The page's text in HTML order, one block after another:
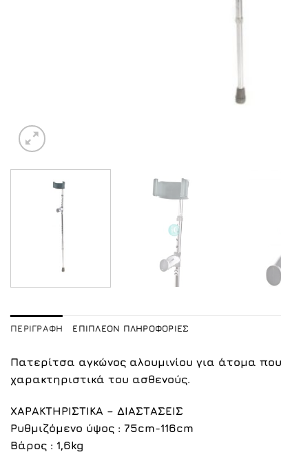
ΠΕΡΙΓΡΑΦΉ ΕΠΙΠΛΈΟΝ ΠΛΗΡΟΦΟΡΊΕΣ
Πατερίτσα αγκώνος αλουμινίου για άτομα
χαρακτηριστικά του ασθενούς.
ΧΑΡΑΚΤΗΡΙΣΤΙΚΑ – ΔΙΑΣΤΑΣΕΙΣ
Ρυθμιζόμενο ύψος : 75cm-116cm
Βάρος : 1,6kg